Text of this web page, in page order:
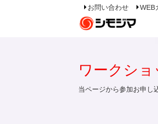
お問い合わせ WEB
ワークシ
当ページから参加お申し